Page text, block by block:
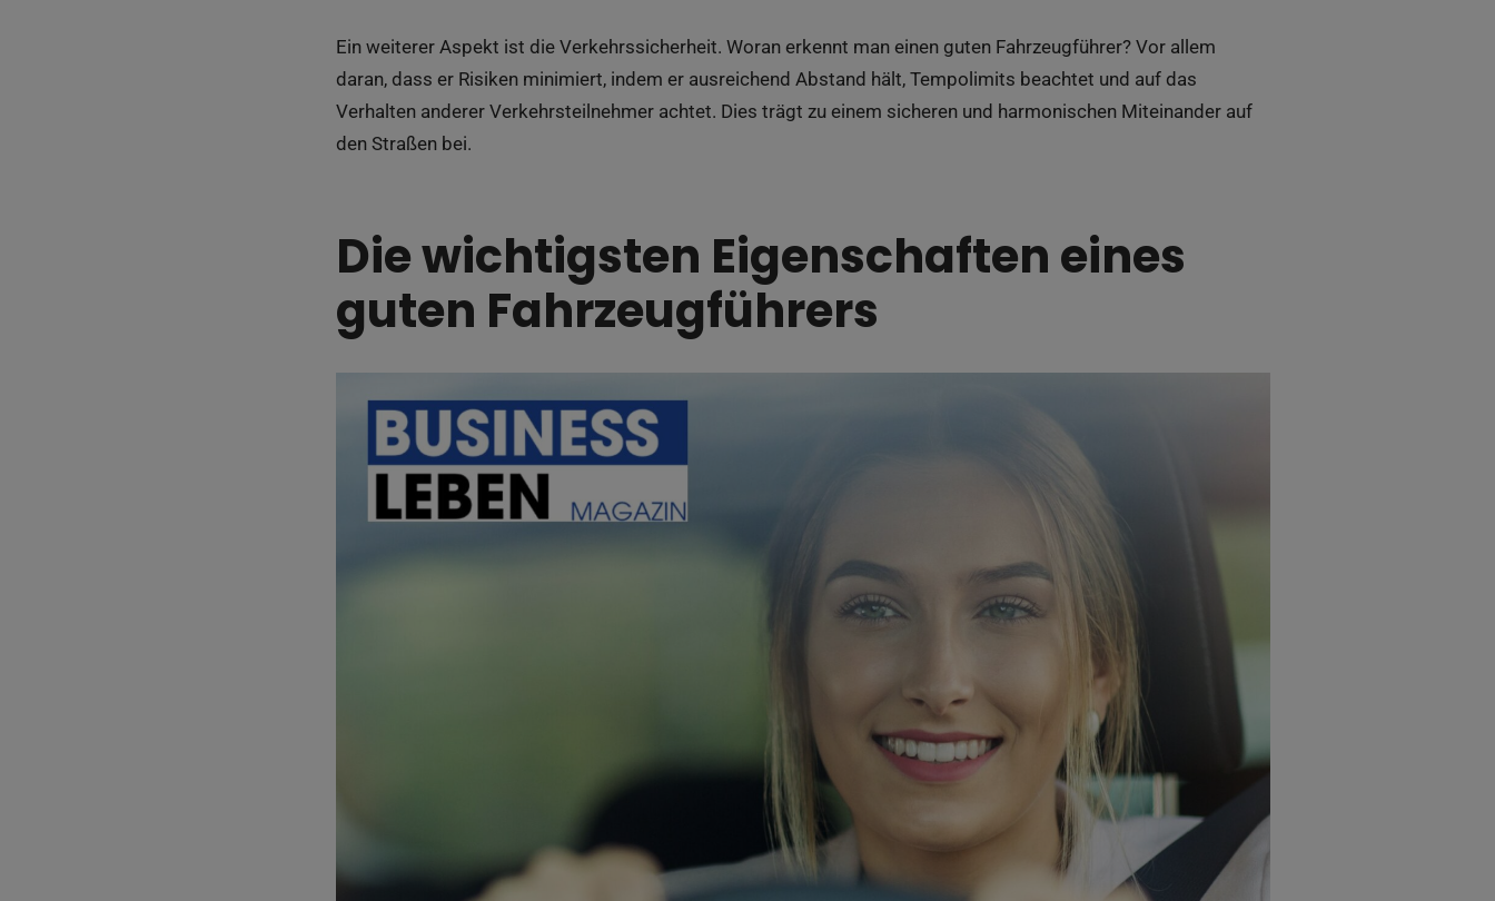
Ein weiterer Aspekt ist die Verkehrssicherheit. Woran erkennt man einen guten Fahrzeugführer? Vor allem
daran, dass er Risiken minimiert, indem er ausreichend Abstand hält, Tempolimits beachtet und auf das
Verhalten anderer Verkehrsteilnehmer achtet. Dies trägt zu einem sicheren und harmonischen Miteinander auf
den Straßen bei.
Die wichtigsten Eigenschaften eines
guten Fahrzeugführers